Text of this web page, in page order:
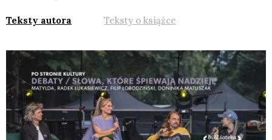
Teksty autora Teksty o książce